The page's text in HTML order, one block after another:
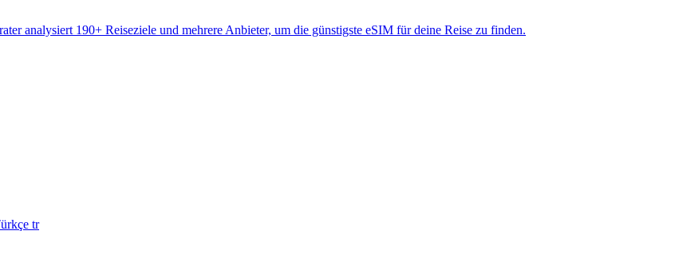
analysiert 190+ Reiseziele und mehrere Anbieter, um die günstigste eSIM für deine Reise zu finden.
tr